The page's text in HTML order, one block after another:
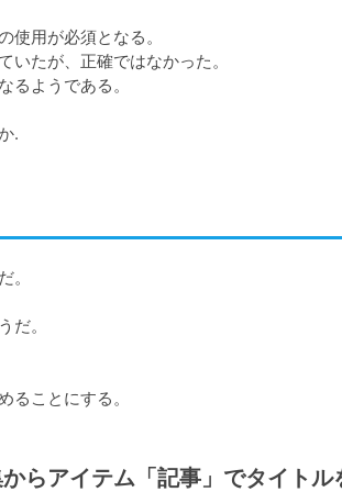
用が必須となる。
たが、正確ではなかった。
ようである。
。
だ。
ことにする。
らアイテム「記事」でタイトル